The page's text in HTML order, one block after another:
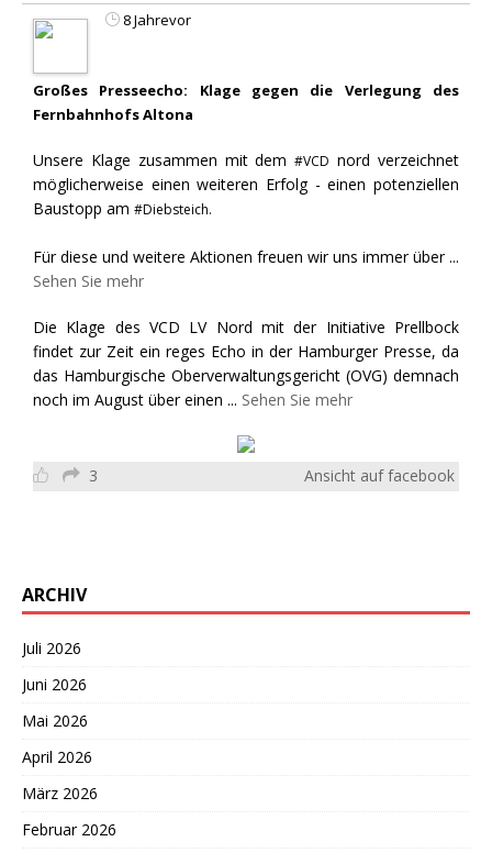
8 Jahrevor
Großes Presseecho: Klage gegen die Verlegung des
Fernbahnhofs Altona
Unsere Klage zusammen mit dem#VCD nord verzeichnet
möglicherweise einen weiteren Erfolg - einen potenziellen
Baustopp am #Diebsteich.
Für diese und weitere Aktionen freuen wir uns immer über ...
Sehen Sie mehr
Die Klage des VCD LV Nord mit der Initiative Prellbock
findet zur Zeit ein reges Echo in der Hamburger Presse, da
das Hamburgische Oberverwaltungsgericht (OVG) demnach
noch im August über einen ... Sehen Sie mehr
3 Ansicht auf facebook
ARCHIV
Juli 2026
Juni 2026
Mai 2026
April 2026
März 2026
Februar 2026